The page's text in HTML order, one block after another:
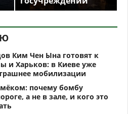
Ким Чен Ына готовят к
и Харьков: в Киеве уже
мобилизации
почему бомбу
а не в зале, и кого это